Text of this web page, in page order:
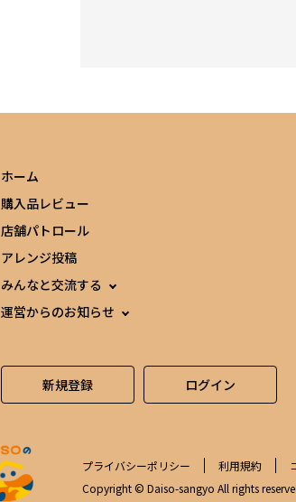
ホーム
購入品レビュー
店舗パトロール
アレンジ投稿
みんなと交流する
運営からのお知らせ
新規登録 ログイン
プライバシーポリシー 利用規約
Copyright © Daiso-sangyo All rights